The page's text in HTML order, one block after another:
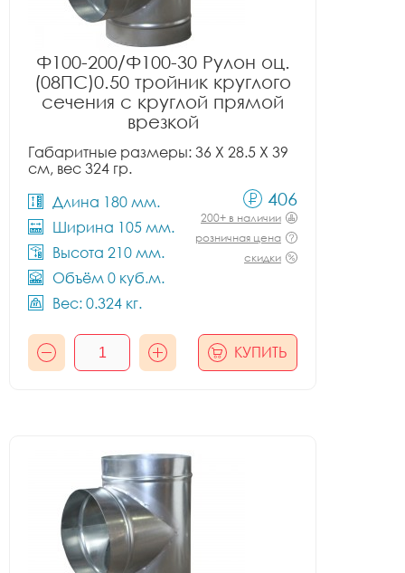
Ф100-200/Ф100-30 Рулон оц.
(08ПС)0.50 тройник круглого
сечения с круглой прямой
врезкой
Габаритные размеры: 36 X 28.5 X 39
см, вес 324 гр.
Длина 180 мм.
Ширина 105 мм.
Высота 210 мм.
Объём 0 куб.м.
Вес: 0.324 кг.
406
200+ в наличии
розничная цена
скидки
КУПИТЬ